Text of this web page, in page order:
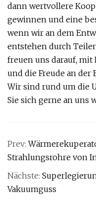
dann wertvollere
gewinnen und eine
wenn wir an dem
entstehen durch
freuen uns darauf,
und die Freude an
Wir sind rund um die
Sie sich gerne an uns
Prev:
Strahlungsrohre von
Nächste:
Vakuumguss